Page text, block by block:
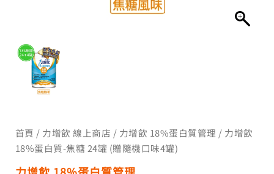
首頁 / 力增飲 線上商店 / 力增飲 18%蛋白質管理 / 力增飲
18%蛋白質-焦糖 24罐 (贈隨機口味4罐)
4
罐)